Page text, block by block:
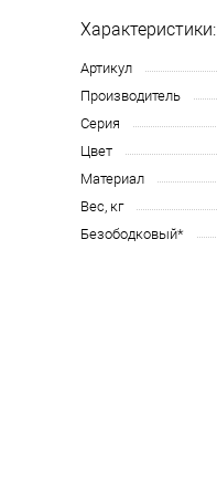
Характеристики:
Артикул
Производитель
Серия
Цвет
Материал
Вес, кг
Безободковый*